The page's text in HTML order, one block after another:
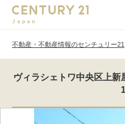
不動産・不動産情報のセンチュリー21
ヴィラシェトワ中央区上